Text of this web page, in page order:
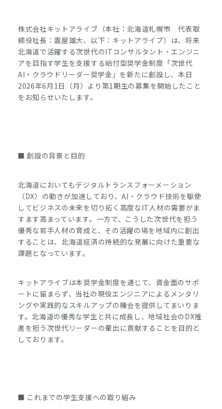
株式会社キットアライブ（本社：北海道札幌市 代表取
締役社長：嘉屋雄大、以下：キットアライブ）は、将来
北海道で活躍する次世代のITコンサルタント・エンジニ
アを目指す学生を支援する給付型奨学金制度「次世代
AI・クラウドリーダー奨学金」を新たに創設し、本日
2026年6月1日（月）より第1期生の募集を開始したこと
をお知らせいたします。
■ 創設の背景と目的
北海道においてもデジタルトランスフォーメーション
（DX）の動きが加速しており、AI・クラウド技術を駆使
してビジネスの未来を切り拓く高度なIT人材の需要がま
すます高まっています。一方で、こうした次世代を担う
優秀な若手人材の育成と、その活躍の場を地域内に創出
することは、北海道経済の持続的な発展に向けた重要な
課題となっています。
キットアライブは本奨学金制度を通じて、資金面のサポ
ートに留まらず、当社の現役エンジニアによるメンタリ
ングや実践的なスキルアップの機会を提供してまいりま
す。北海道の優秀な学生と共に成長し、地域社会のDX推
進を担う次世代リーダーの輩出に貢献することを目的と
しております。
■ これまでの学生支援への取り組み